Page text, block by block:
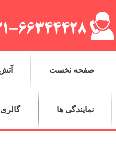
صفحه نخست
نمایندگی ها گالری